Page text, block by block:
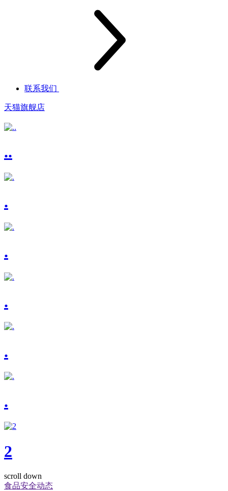
联系我们
天猫旗舰店
..
.
.
.
.
.
2
scroll down
食品安全动态